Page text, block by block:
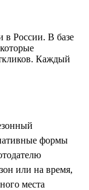
в России. В базе
Каждый
формы
или на время,
места